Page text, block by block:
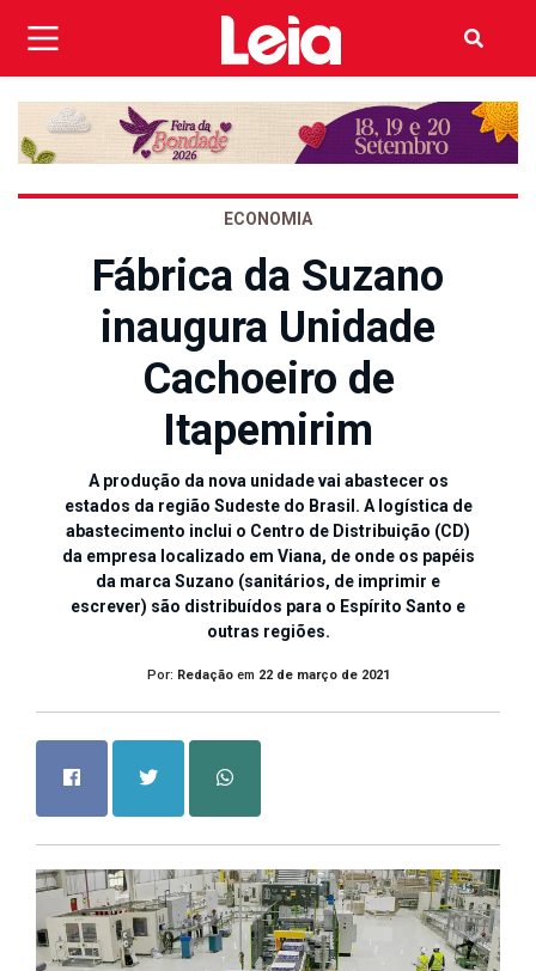
ECONOMIA
Fábrica da Suzano
inaugura Unidade
Cachoeiro de
Itapemirim
A produção da nova unidade vai abastecer os
estados da região Sudeste do Brasil. A logística de
abastecimento inclui o Centro de Distribuição (CD)
da empresa localizado em Viana, de onde os papéis
da marca Suzano (sanitários, de imprimir e
escrever) são distribuídos para o Espírito Santo e
outras regiões.
Por: Redaçãoem 22 de março de 2021